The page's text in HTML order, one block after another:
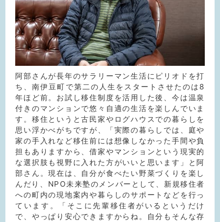
阿部さんが長年のサラリーマン生活にピリオドを打
ち、南伊豆町で第二の人生をスタートさせたのは8
年ほど前。お試し移住制度を活用した後、今は温泉
付きのマンションで悠々自適の生活を楽しんでいま
す。移住というと古民家やログハウスでの暮らしを
思い浮かべがちですが、「実際の暮らしでは、庭や
家の手入れなど移住前には想像しなかった手間や負
担もありますから、借家やマンションという現実的
な選択肢も視野に入れた方がいいと思います」と阿
部さん。現在は、自分が食べたい野菜づくりを楽し
んだり、NPO未来塾のメンバーとして、新規移住者
への町内の現地案内や暮らしのサポートなどを行っ
ています。「そこに先輩移住者がいるというだけ
で、やっぱり安心できますからね。自分もそんな存